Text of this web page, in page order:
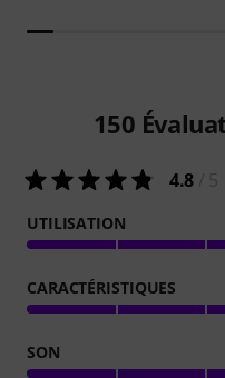
150
4.8
UTILISATION
CARACTÉRISTIQUES
SON